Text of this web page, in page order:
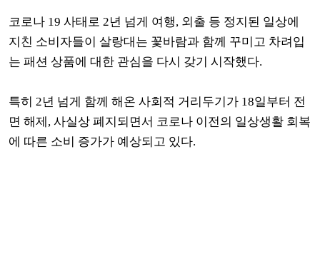
코로나 19 사태로 2년 넘게 여행, 외출 등 정지된 일상에
지친 소비자들이 살랑대는 꽃바람과 함께 꾸미고 차려입
는 패션 상품에 대한 관심을 다시 갖기 시작했다.
특히 2년 넘게 함께 해온 사회적 거리두기가 18일부터 전
면 해제, 사실상 폐지되면서 코로나 이전의 일상생활 회복
에 따른 소비 증가가 예상되고 있다.